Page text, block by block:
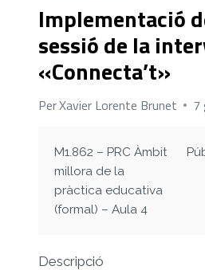
INTERVENCIÓ
«CONNECTA’T»
Implementació
sessió de la
«Connecta’t»
PerXavier Lorente Brunet 7
M1.862 – PRC Àmbit
millora de la
pràctica educativa
(formal) – Aula 4
Descripció